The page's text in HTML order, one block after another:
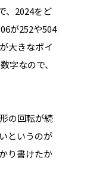
、2024をど
が252や504
大きなポイ
字なので、
の回転が続
というのが
り書けたか